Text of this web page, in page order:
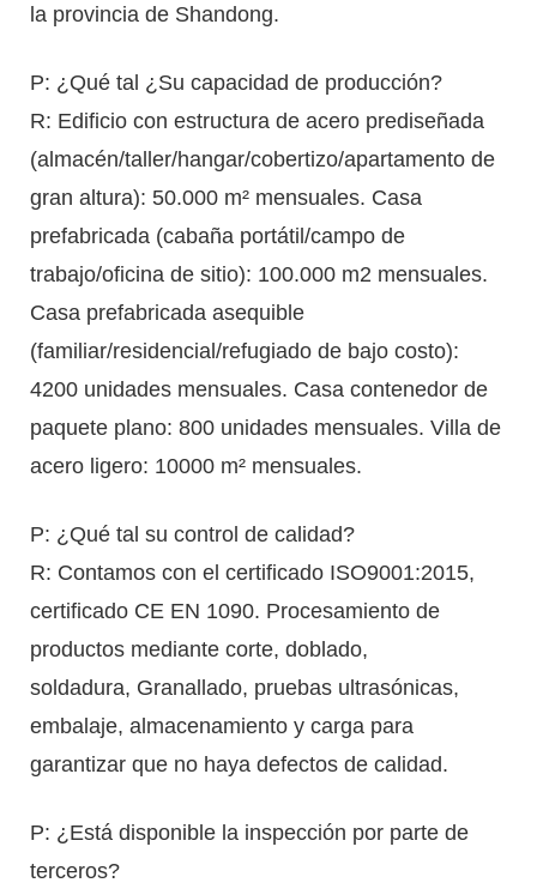
la provincia de Shandong.
P: ¿Qué tal ¿Su capacidad de producción?
R: Edificio con estructura de acero prediseñada
(almacén/taller/hangar/cobertizo/apartamento de
gran altura): 50.000 m² mensuales. Casa
prefabricada (cabaña portátil/campo de
trabajo/oficina de sitio): 100.000 m2 mensuales.
Casa prefabricada asequible
(familiar/residencial/refugiado de bajo costo):
4200 unidades mensuales. Casa contenedor de
paquete plano: 800 unidades mensuales. Villa de
acero ligero: 10000 m² mensuales.
P: ¿Qué tal su control de calidad?
R: Contamos con el certificado ISO9001:2015,
certificado CE EN 1090. Procesamiento de
productos mediante corte, doblado,
soldadura, Granallado, pruebas ultrasónicas,
embalaje, almacenamiento y carga para
garantizar que no haya defectos de calidad.
P: ¿Está disponible la inspección por parte de
terceros?